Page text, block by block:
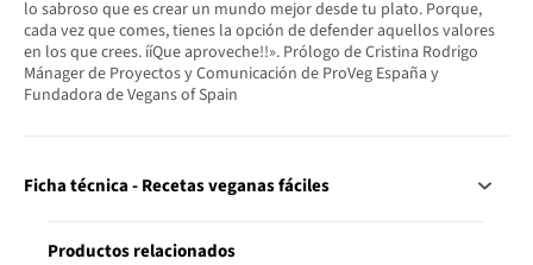
lo sabroso que es crear un mundo mejor desde tu plato. Porque,
cada vez que comes, tienes la opción de defender aquellos valores
en los que crees. ííQue aproveche!!». Prólogo de Cristina Rodrigo
Mánager de Proyectos y Comunicación de ProVeg España y
Fundadora de Vegans of Spain
Ficha técnica - Recetas veganas fáciles
Productos relacionados